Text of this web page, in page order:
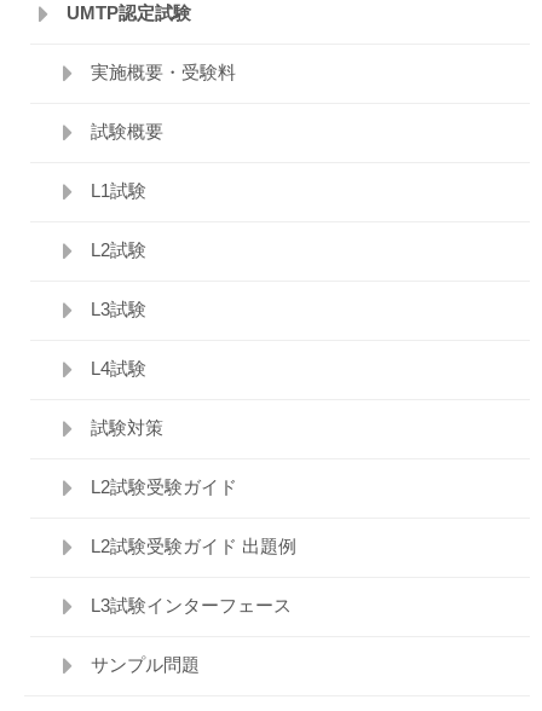
UMTP認定試験
実施概要・受験料
試験概要
L1試験
L2試験
L3試験
L4試験
試験対策
L2試験受験ガイド
L2試験受験ガイド 出題例
L3試験インターフェース
サンプル問題